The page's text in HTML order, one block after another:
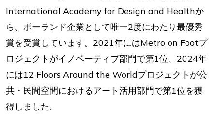
International Academy for Design and Healthか
ら、ポーランド企業として唯一2度にわたり最優秀
賞を受賞しています。2021年にはMetro on Footプ
ロジェクトがイノベーティブ部門で第1位、2024年
には12 Floors Around the Worldプロジェクトが公
共・民間空間におけるアート活用部門で第1位を獲
得しました。